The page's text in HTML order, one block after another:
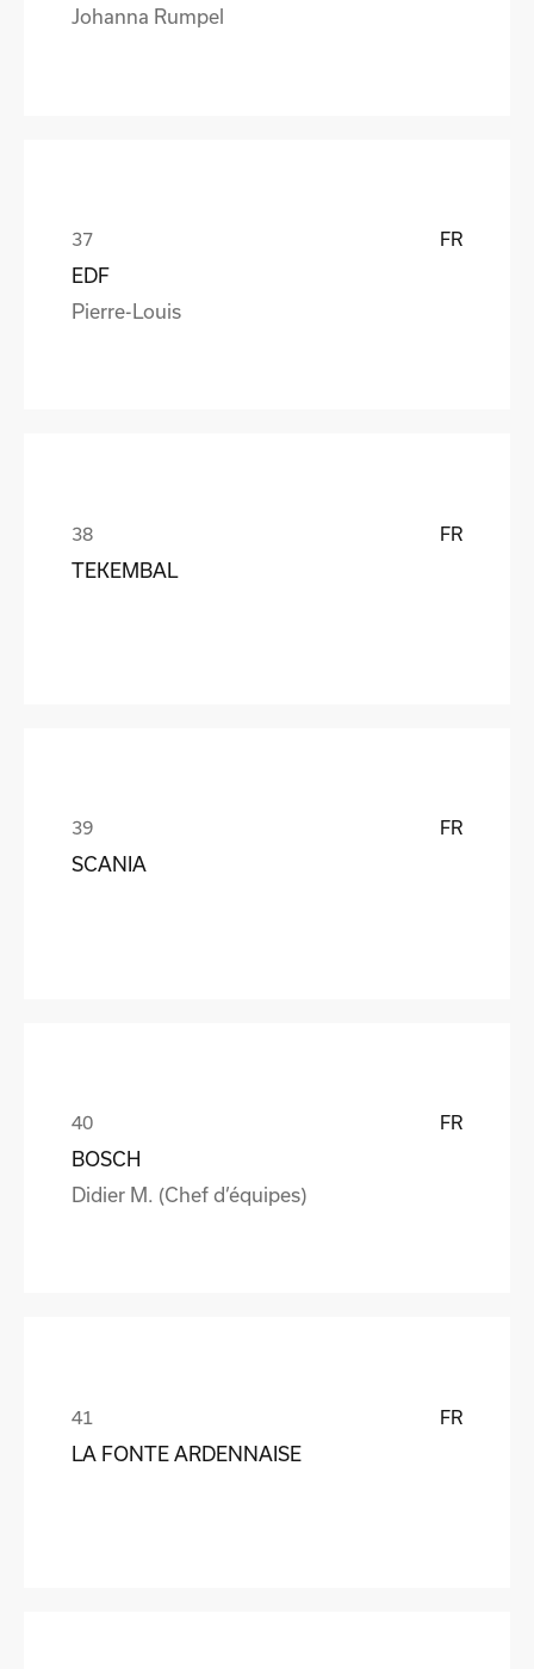
Johanna Rumpel
FR
EDF
Pierre-Louis
FR
TEKEMBAL
FR
SCANIA
FR
BOSCH
Didier M. (Chef d’équipes)
FR
LA FONTE ARDENNAISE